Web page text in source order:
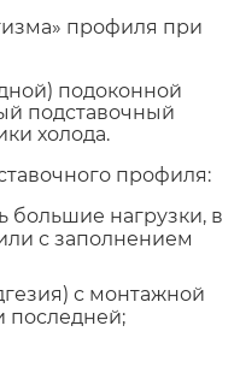
профиля при
подоконной
подставочный
холода.
профиля:
большие нагрузки, в
с заполнением
с монтажной
последней;